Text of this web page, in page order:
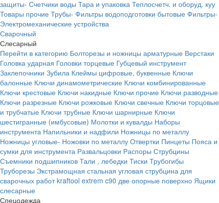
защиты- Счетчики воды Тара и упаковка Теплосчетч. и оборуд. куу
Товары прочие Трубы- Фильтры водоподготовки бытовые Фильтры-
Электромеханические устройства
Сварочный
Слесарный
Перейти в категорию Болторезы и ножницы арматурные Верстаки
Головка ударная Головки торцевые Губцевый инструмент
Заклепочники Зубила Клеймы цифровые, буквенные Ключи
балонные Ключи динамометрические Ключи комбинированные
Ключи крестовые Ключи накидные Ключи прочие Ключи разводные
Ключи разрезные Ключи рожковые Ключи свечные Ключи торцовые
и трубчатые Ключи трубные Ключи шарнирные Ключи
шестигранные (имбусовые) Молотки и кувалды Наборы
инструмента Напильники и надфили Ножницы по металлу
Ножницы угловые- Ножовки по металлу Отвертки Пинцеты Пояса и
сумки для инструмента Развальцовки Распоры Струбцины
Съемники подшипников Тали , лебедки Тиски Трубогибы
Труборезы Экстрамощная стальная угловая струбцина для
сварочных работ kraftool extrem c90 две опорные поверхно Ящики
слесарные
Спецодежда